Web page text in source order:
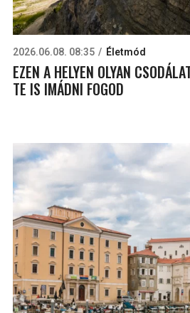
2026.06.08. 08:35 Életmód
EZEN A HELYEN OLYAN
TE IS IMÁDNI FOGOD